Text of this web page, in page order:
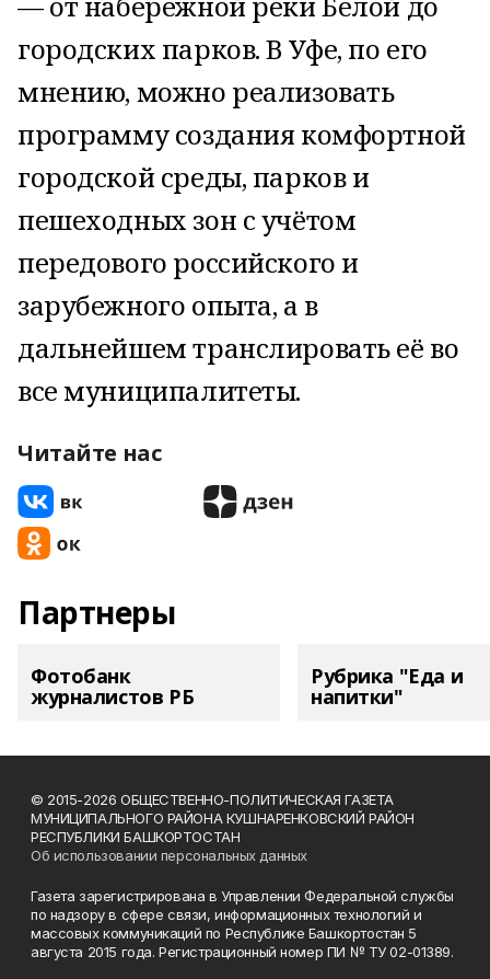
городских парков. В Уфе, по его
мнению, можно реализовать
программу создания комфортной
городской среды, парков и
пешеходных зон с учётом
передового российского и
зарубежного опыта, а в
дальнейшем транслировать её во
все муниципалитеты.
Читайте нас
Партнеры
Фотобанк
журналистов РБ
Рубрика "Еда и
напитки"
© 2015-2026 ОБЩЕСТВЕННО-ПОЛИТИЧЕСКАЯ ГАЗЕТА
МУНИЦИПАЛЬНОГО РАЙОНА КУШНАРЕНКОВСКИЙ РАЙОН
РЕСПУБЛИКИ БАШКОРТОСТАН
Об использовании персональных данных
Газета зарегистрирована в Управлении Федеральной службы
по надзору в сфере связи, информационных технологий и
массовых коммуникаций по Республике Башкортостан 5
августа 2015 года. Регистрационный номер ПИ № ТУ 02-01389.